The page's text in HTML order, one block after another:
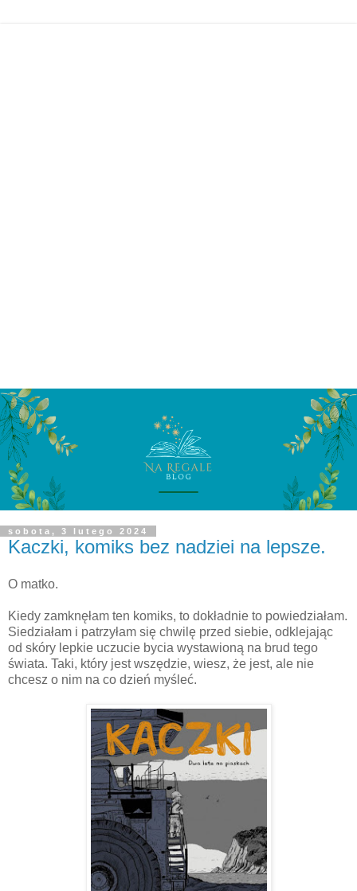
sobota, 3 lutego 2024
Kaczki, komiks bez nadziei na lepsze.
O matko.
Kiedy zamknęłam ten komiks, to dokładnie to powiedziałam.
Siedziałam i patrzyłam się chwilę przed siebie, odklejając
od skóry lepkie uczucie bycia wystawioną na brud tego
świata. Taki, który jest wszędzie, wiesz, że jest, ale nie
chcesz o nim na co dzień myśleć.